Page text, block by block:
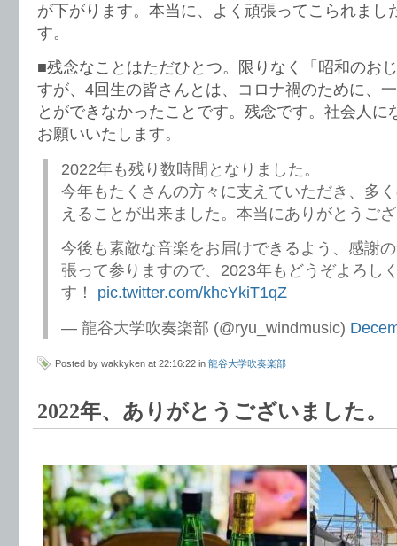
が下がります。本当に、よく頑張ってこられまし
す。
■残念なことはただひとつ。限りなく「昭和のお
すが、4回生の皆さんとは、コロナ禍のために、
とができなかったことです。残念です。社会人に
お願いいたします。
2022年も残り数時間となりました。
今年もたくさんの方々に支えていただき、多
えることが出来ました。本当にありがとうご
今後も素敵な音楽をお届けできるよう、感謝
張って参りますので、2023年もどうぞよろし
す！ pic.twitter.com/khcYkiT1qZ
— 龍谷大学吹奏楽部 (@ryu_windmusic)
Posted by wakkyken at 22:16:22 in 龍谷大学吹奏楽部
2022年、ありがとうございました。